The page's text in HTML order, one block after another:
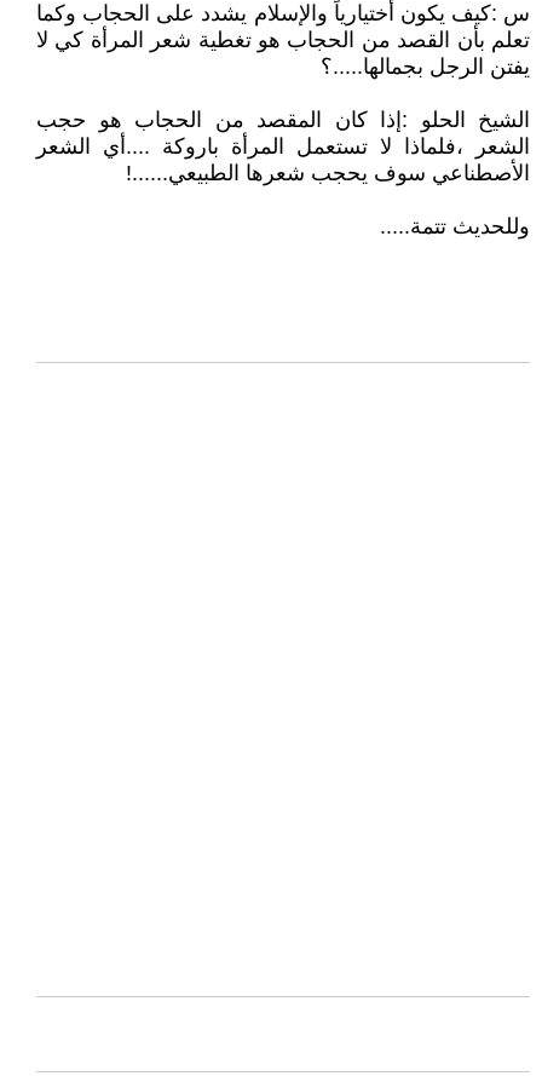
س :كيف يكون أختيارياً والإسلام يشدد على الحجاب وكما
تعلم بأن القصد من الحجاب هو تغطية شعر المرأة كي لا
يفتن الرجل بجمالها.....؟
الشيخ الحلو :إذا كان المقصد من الحجاب هو حجب
الشعر ،فلماذا لا تستعمل المرأة باروكة ....أي الشعر
الأصطناعي سوف يحجب شعرها الطبيعي......!
وللحديث تتمة.....